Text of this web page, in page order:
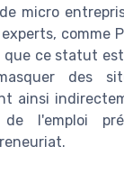
micro
comme
que ce statut
des
ainsi
l'emploi